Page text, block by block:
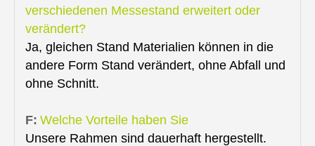
verschiedenen Messestand erweitert oder
verändert?
Ja, gleichen Stand Materialien können in die
andere Form Stand verändert, ohne Abfall und
ohne Schnitt.
F: Welche Vorteile haben Sie
Unsere Rahmen sind dauerhaft hergestellt.